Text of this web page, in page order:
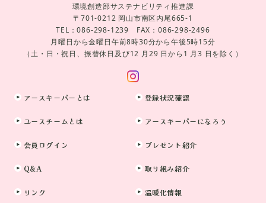
環境創造部サステナビリティ推進課
〒701-0212 岡山市南区内尾665-1
TEL：086-298-1239 FAX：086-298-2496
月曜日から金曜日午前8時30分から午後5時15分
（土・日・祝日、振替休日及び12 月29 日から1 月3 日を除く）
アースキーパーとは 登録状況確認
ユースチームとは アースキーパーになろう
会員ログイン プレゼント紹介
Q&A 取り組み紹介
リンク 温暖化情報